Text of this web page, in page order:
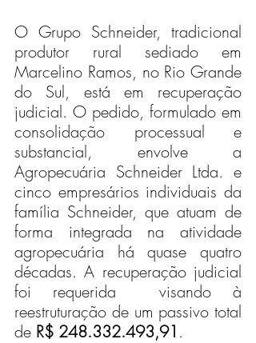
O Grupo Schneider, tradicional
produtor rural sediado em
Marcelino Ramos, no Rio Grande
do Sul, está em recuperação
judicial. O pedido, formulado em
consolidação processual e
substancial, envolve a
Agropecuária Schneider Ltda. e
cinco empresários individuais da
família Schneider, que atuam de
forma integrada na atividade
agropecuária há quase quatro
décadas. A recuperação judicial
foi requerida  visando à
reestruturação de um passivo total
de R$ 248.332.493,91 .